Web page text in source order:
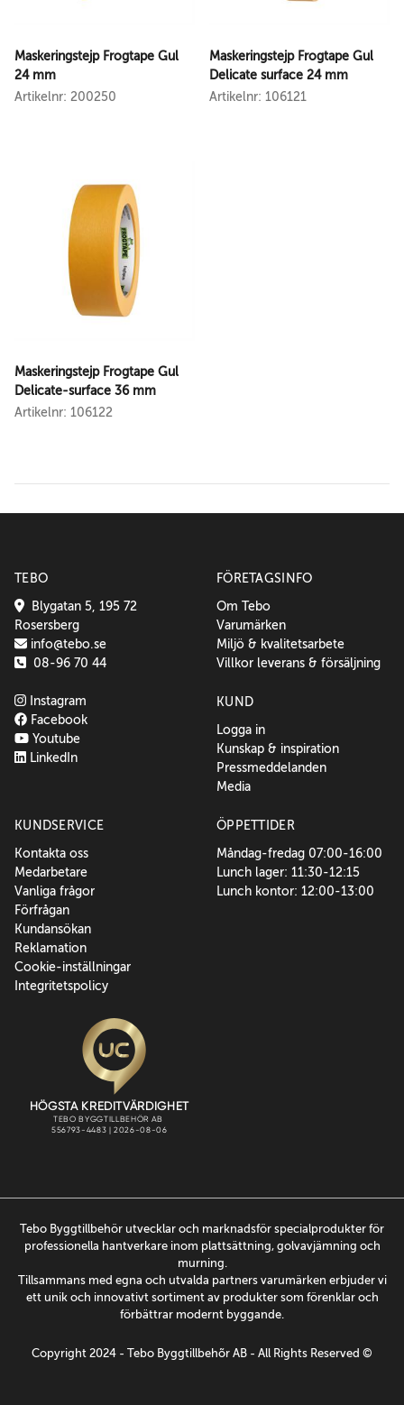
Maskeringstejp Frogtape Gul
24 mm
Artikelnr: 200250
Maskeringstejp Frogtape Gul
Delicate surface 24 mm
Artikelnr: 106121
Maskeringstejp Frogtape Gul
Delicate-surface 36 mm
Artikelnr: 106122
TEBO
Blygatan 5, 195 72
Rosersberg
info@tebo.se
08-96 70 44
Instagram
Facebook
Youtube
LinkedIn
FÖRETAGSINFO
Om Tebo
Varumärken
Miljö & kvalitetsarbete
Villkor leverans & försäljning
KUND
Logga in
Kunskap & inspiration
Pressmeddelanden
Media
KUNDSERVICE
Kontakta oss
Medarbetare
Vanliga frågor
Förfrågan
Kundansökan
Reklamation
Cookie-inställningar
Integritetspolicy
ÖPPETTIDER
Måndag-fredag 07:00-16:00
Lunch lager: 11:30-12:15
Lunch kontor: 12:00-13:00
Tebo Byggtillbehör utvecklar och marknadsför specialprodukter för
professionella hantverkare inom plattsättning, golvavjämning och
murning.
Tillsammans med egna och utvalda partners varumärken erbjuder vi
ett unik och innovativt sortiment av produkter som förenklar och
förbättrar modernt byggande.
Copyright 2024 - Tebo Byggtillbehõr AB - All Rights Reserved ©